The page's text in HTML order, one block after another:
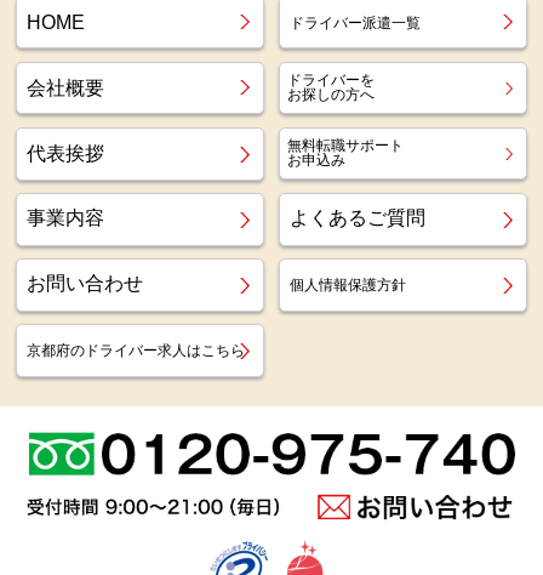
HOME ドライバー派遣一覧
会社概要
ドライバーを
お探しの方へ
代表挨拶
無料転職サポート
お申込み
事業内容 よくあるご質問
お問い合わせ 個人情報保護方針
京都府のドライバー求人はこちら